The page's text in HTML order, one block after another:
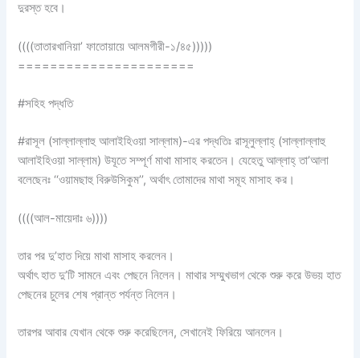
দুরস্ত হবে।
((((তাতারখানিয়া’ ফাতোয়ায়ে আলমগীরী-১/৪৫)))))
======================
#সহিহ পদ্ধতি
#রাসূল (সাল্লাল্লাহু আলাইহিওয়া সাল্লাম)-এর পদ্ধতিঃ রাসূলুল্লাহ্ (সাল্লাল্লাহু
আলাইহিওয়া সাল্লাম) উযূতে সম্পূর্ণ মাথা মাসাহ করতেন। যেহেতু আল্লাহ্ তা’আলা
বলেছেনঃ ‘‘ওয়ামছাহু বিরুউসিকুম’’, অর্থাৎ তোমাদের মাথা সমূহ মাসাহ কর।
((((আল-মায়েদাঃ ৬))))
তার পর দু’হাত দিয়ে মাথা মাসাহ করলেন।
অর্থাৎ হাত দু’টি সামনে এবং পেছনে নিলেন। মাথার সম্মুখভাগ থেকে শুরু করে উভয় হাত
পেছনের চুলের শেষ প্রান্ত পর্যন্ত নিলেন।
তারপর আবার যেখান থেকে শুরু করেছিলেন, সেখানেই ফিরিয়ে আনলেন।